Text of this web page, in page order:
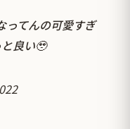
ってんの可愛すぎ
良い🥹